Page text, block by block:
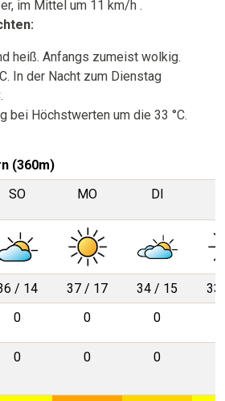
im Mittel um 11 km/h .
heiß. Anfangs zumeist wolkig.
In der Nacht zum Dienstag
bei Höchstwerten um die 33 °C.
(360m)
SO MO DI
/ 14 37 / 17 34 / 15 33
0 0 0
0 0 0